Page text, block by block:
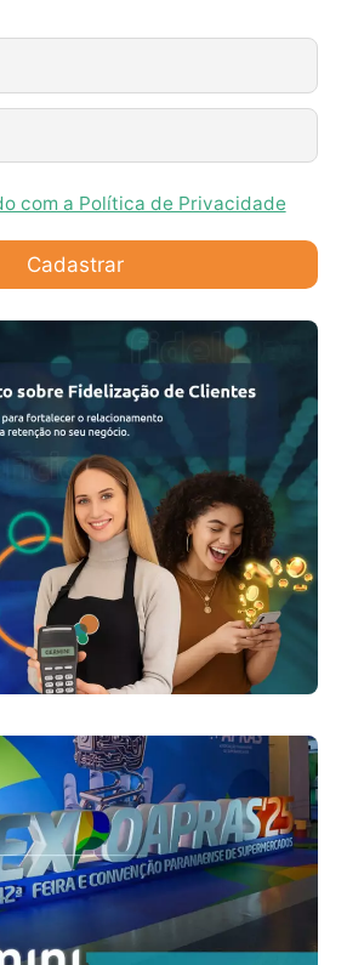
com a Política de Privacidade